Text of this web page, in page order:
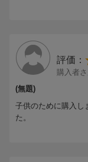
評価：
購入者
(無題)
子供のために購入し
た。